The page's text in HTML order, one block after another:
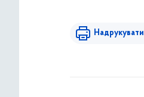
Надрукувати